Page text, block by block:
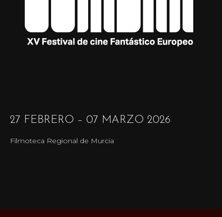
27 FEBRERO – 07 MARZO 2026
Filmoteca Regional de Murcia